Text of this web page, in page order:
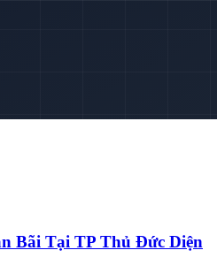
Bãi Tại TP Thủ Đức Diện